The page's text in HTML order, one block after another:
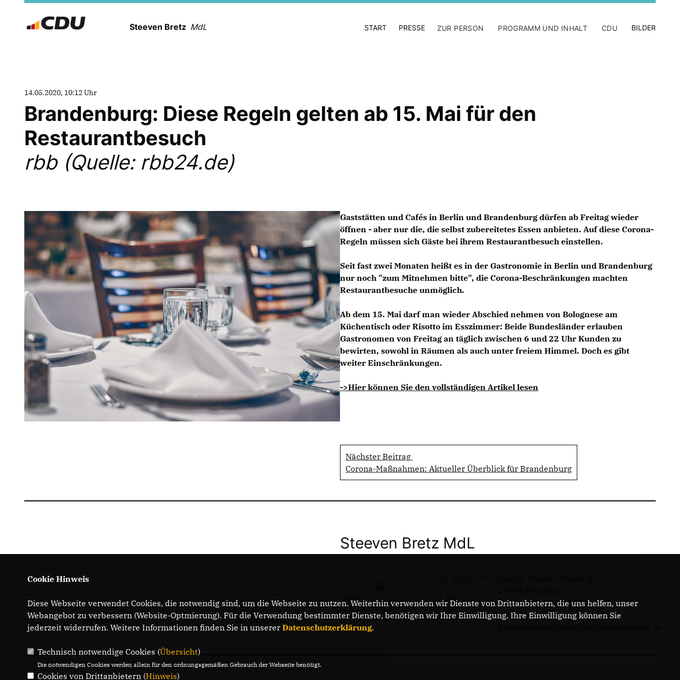
Steeven Bretz MdL START PRESSE ZUR PERSON PROGRAMM UND INHALT CDU BILDER
14.05.2020, 10:12 Uhr
Brandenburg: Diese Regeln gelten ab 15. Mai für den
Restaurantbesuch
rbb (Quelle: rbb24.de)
Gaststätten und Cafés in Berlin und Brandenburg dürfen ab Freitag wieder
öffnen - aber nur die, die selbst zubereitetes Essen anbieten. Auf diese Corona-
Regeln müssen sich Gäste bei ihrem Restaurantbesuch einstellen.
Seit fast zwei Monaten heißt es in der Gastronomie in Berlin und Brandenburg
nur noch "zum Mitnehmen bitte", die Corona-Beschränkungen machten
Restaurantbesuche unmöglich.
Ab dem 15. Mai darf man wieder Abschied nehmen von Bolognese am
Küchentisch oder Risotto im Esszimmer: Beide Bundesländer erlauben
Gastronomen von Freitag an täglich zwischen 6 und 22 Uhr Kunden zu
bewirten, sowohl in Räumen als auch unter freiem Himmel. Doch es gibt
weiter Einschränkungen.
->Hier können Sie den vollständigen Artikel lesen
Nächster Beitrag
Corona-Maßnahmen: Aktueller Überblick für Brandenburg
IMPRESSUM DATENSCHUTZ
Steeven Bretz MdL
Telefon: 0331 - 20085713
E-Mail:
Cookie Hinweis
Diese Webseite verwendet Cookies, die notwendig sind, um die Webseite zu nutzen. Weiterhin verwenden wir Dienste von Drittanbietern, die uns helfen, unser
Webangebot zu verbessern (Website-Optmierung). Für die Verwendung bestimmter Dienste, benötigen wir Ihre Einwilligung. Ihre Einwilligung können Sie
jederzeit widerrufen. Weitere Informationen finden Sie in unserer Datenschutzerklärung.
Technisch notwendige Cookies (Übersicht)
Die notwendigen Cookies werden allein für den ordnungsgemäßen Gebrauch der Webseite benötigt.
Cookies von Drittanbietern (Hinweis)